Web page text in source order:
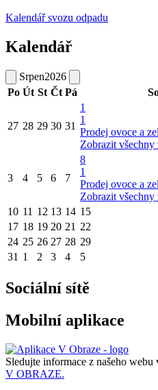
Kalendář svozu odpadu
Kalendář
Srpen2026
Po Út St Čt Pá
27 28 29 30 31
1
1
Prodej ovoce a
Zobrazit všechny
3 4 5 6 7
8
1
Prodej ovoce a
Zobrazit všechny
10 11 12 13 14 15
17 18 19 20 21 22
24 25 26 27 28 29
31 1 2 3 4 5
Sociální sítě
Mobilní aplikace
Sledujte informace z našeho webu
V OBRAZE.